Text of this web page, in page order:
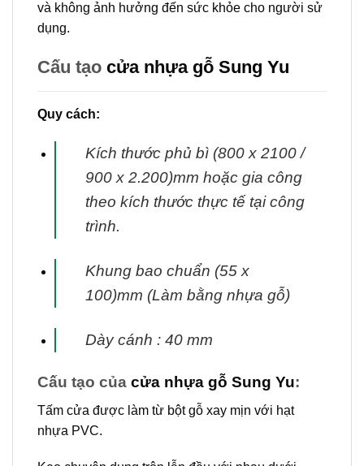
và không ảnh hưởng đến sức khỏe cho người sử
dụng.
Cấu tạo cửa nhựa gỗ Sung Yu
Quy cách:
Kích thước phủ bì (800 x 2100 /
900 x 2.200)mm hoặc gia công
theo kích thước thực tế tạicông
trình.
Khung bao chuẩn (55 x
100)mm (Làm bằng nhựa gỗ)
Dày cánh : 40 mm
Cấu tạo của cửa nhựa gỗ Sung Yu:
Tấm cửa được làm từ bột gỗ xay mịn với hạt
nhựa PVC.